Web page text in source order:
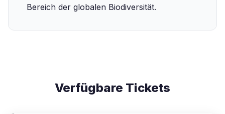
Bereich der globalen Biodiversität.
Verfügbare Tickets